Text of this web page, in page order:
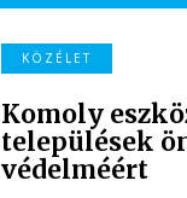
KÖZÉLET
Komoly
települések
védelméért